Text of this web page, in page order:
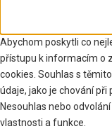
Abychom poskytli co
přístupu k informacím o
cookies. Souhlas s
údaje, jako je chování při
Nesouhlas nebo
vlastnosti a funkce.